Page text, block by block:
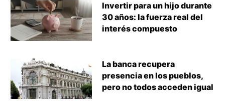
Invertir para un hijo durante
30 años: la fuerza real del
interés compuesto
La banca recupera
presencia en los pueblos,
pero no todos acceden igual